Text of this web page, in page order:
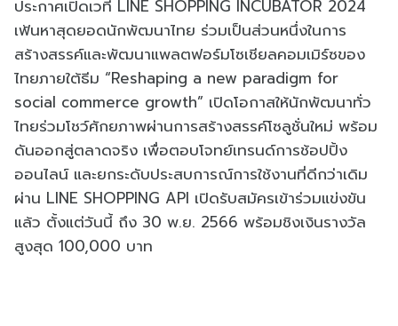
ประกาศเปิดเวที LINE SHOPPING INCUBATOR 2024
เฟ้นหาสุดยอดนักพัฒนาไทย ร่วมเป็นส่วนหนึ่งในการ
สร้างสรรค์และพัฒนาแพลตฟอร์มโซเชียลคอมเมิร์ซของ
ไทยภายใต้ธีม “Reshaping a new paradigm for
social commerce growth” เปิดโอกาสให้นักพัฒนาทั่ว
ไทยร่วมโชว์ศักยภาพผ่านการสร้างสรรค์โซลูชั่นใหม่ พร้อม
ดันออกสู่ตลาดจริง เพื่อตอบโจทย์เทรนด์การช้อปปิ้ง
ออนไลน์ และยกระดับประสบการณ์การใช้งานที่ดีกว่าเดิม
ผ่าน LINE SHOPPING API เปิดรับสมัครเข้าร่วมแข่งขัน
แล้ว ตั้งแต่วันนี้ ถึง 30 พ.ย. 2566 พร้อมชิงเงินรางวัล
สูงสุด 100,000 บาท